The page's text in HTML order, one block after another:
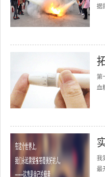
据
第
血
我
最